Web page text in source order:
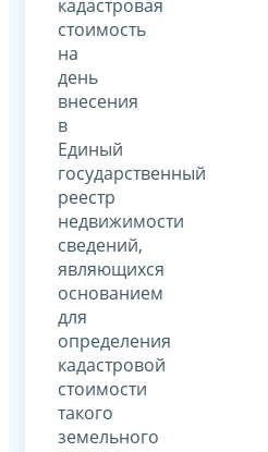
кадастровая
стоимость
на
день
внесения
в
Единый
государственный
реестр
недвижимости
сведений,
являющихся
основанием
для
определения
кадастровой
стоимости
такого
земельного